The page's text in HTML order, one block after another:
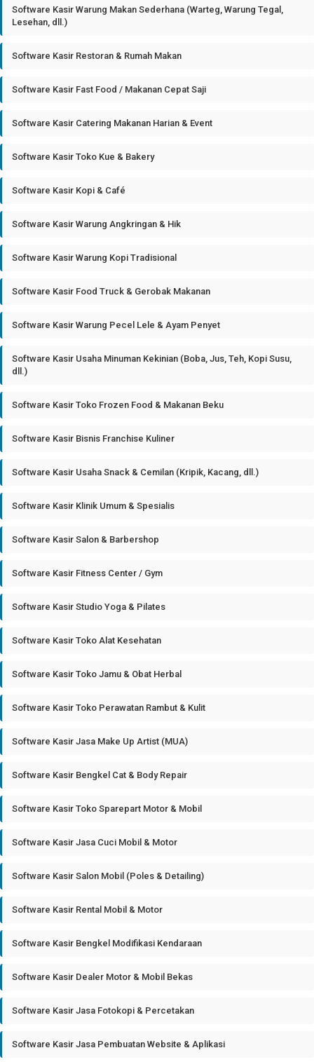
Software Kasir Warung Makan Sederhana (Warteg, Warung Tegal,
Lesehan, dll.)
Software Kasir Restoran & Rumah Makan
Software Kasir Fast Food / Makanan Cepat Saji
Software Kasir Catering Makanan Harian & Event
Software Kasir Toko Kue & Bakery
Software Kasir Kopi & Café
Software Kasir Warung Angkringan & Hik
Software Kasir Warung Kopi Tradisional
Software Kasir Food Truck & Gerobak Makanan
Software Kasir Warung Pecel Lele & Ayam Penyet
Software Kasir Usaha Minuman Kekinian (Boba, Jus, Teh, Kopi Susu,
dll.)
Software Kasir Toko Frozen Food & Makanan Beku
Software Kasir Bisnis Franchise Kuliner
Software Kasir Usaha Snack & Cemilan (Kripik, Kacang, dll.)
Software Kasir Klinik Umum & Spesialis
Software Kasir Salon & Barbershop
Software Kasir Fitness Center / Gym
Software Kasir Studio Yoga & Pilates
Software Kasir Toko Alat Kesehatan
Software Kasir Toko Jamu & Obat Herbal
Software Kasir Toko Perawatan Rambut & Kulit
Software Kasir Jasa Make Up Artist (MUA)
Software Kasir Bengkel Cat & Body Repair
Software Kasir Toko Sparepart Motor & Mobil
Software Kasir Jasa Cuci Mobil & Motor
Software Kasir Salon Mobil (Poles & Detailing)
Software Kasir Rental Mobil & Motor
Software Kasir Bengkel Modifikasi Kendaraan
Software Kasir Dealer Motor & Mobil Bekas
Software Kasir Jasa Fotokopi & Percetakan
Software Kasir Jasa Pembuatan Website & Aplikasi